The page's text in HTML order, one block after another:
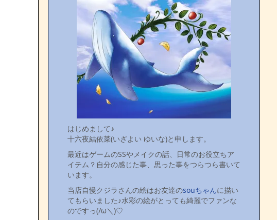
はじめまして♪
十六夜結依菜(いざよい ゆいな)と申します。
最近はゲームのSSやメイクの話、日常のお役立ちア
イテム？自分の感じた事、思った事をつらつら書いて
います。
当店自慢クジラさんの絵はお友達のsouちゃんに描い
てもらいました♪水彩の絵がとっても綺麗でファンな
のですっ(/ω＼)♡